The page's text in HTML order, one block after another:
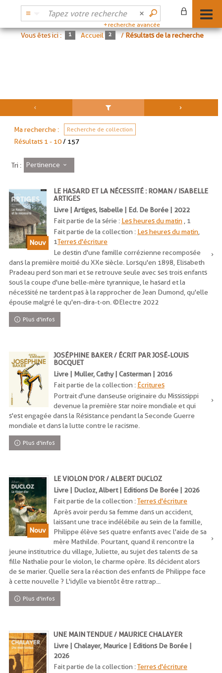
recherche avancée
Vous êtes ici : Accueil /Résultats de la recherche
Ma recherche : Recherche de collection
Résultats 1 - 10 / 157
Tri : Pertinence
LE HASARD ET LA NÉCESSITÉ : ROMAN / ISABELLE
ARTIGES
Livre | Artiges, Isabelle | Ed. De Borée | 2022
Fait partie de la série : Les heures du matin , 1
Fait partie de la collection : Les heures du matin
1Terres d'écriture
Le destin d'une famille corrézienne recomposée
dans la première moitié du XXe siècle. Lorsqu'en 1898, Elisabeth
Pradeau perd son mari et se retrouve seule avec ses trois enfants
sous la coupe d'une belle-mère tyrannique, le hasard et la
nécessité ne tardent pas à la rapprocher de Jean Dumond, qu'elle
épouse malgré le qu'en-dira-t-on. ©Electre 2022
Plus d'infos
JOSÉPHINE BAKER / ÉCRIT PAR JOSÉ-LOUIS
BOCQUET
Livre | Muller, Cathy | Casterman | 2016
Fait partie de la collection : Écritures
Portrait d'une danseuse originaire du Mississippi
devenue la première star noire mondiale et qui
s'est engagée dans la Résistance pendant la Seconde Guerre
mondiale et dans la lutte contre le racisme.
Plus d'infos
LE VIOLON D'OR / ALBERT DUCLOZ
Livre | Ducloz, Albert | Editions De Borée | 2026
Fait partie de la collection :Terres d'écriture
Après avoir perdu sa femme dans un accident,
laissant une trace indélébile au sein de la famille,
Philippe élève ses quatre enfants avec l'aide de sa
mère Mathilde. Pourtant, quand il rencontre la
jeune institutrice du village, Juliette, au sujet des talents de sa
fille Nathalie pour le violon, le charme opère. Ils décident alors
de se marier. Quelle sera la réaction des enfants de Philippe face
à cette nouvelle ? L'idylle va bientôt être rattrap...
Plus d'infos
UNE MAIN TENDUE / MAURICE CHALAYER
Livre | Chalayer, Maurice | Editions De Borée |
2026
Fait partie de la collection :Terres d'écriture